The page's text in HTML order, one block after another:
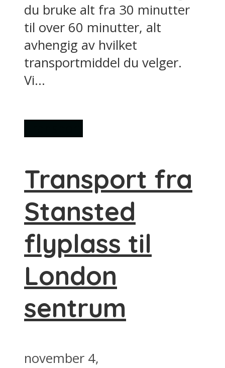
du bruke alt fra 30 minutter
til over 60 minutter, alt
avhengig av hvilket
transportmiddel du velger.
Vi...
Transport fra
Stansted
flyplass til
London
sentrum
november 4,